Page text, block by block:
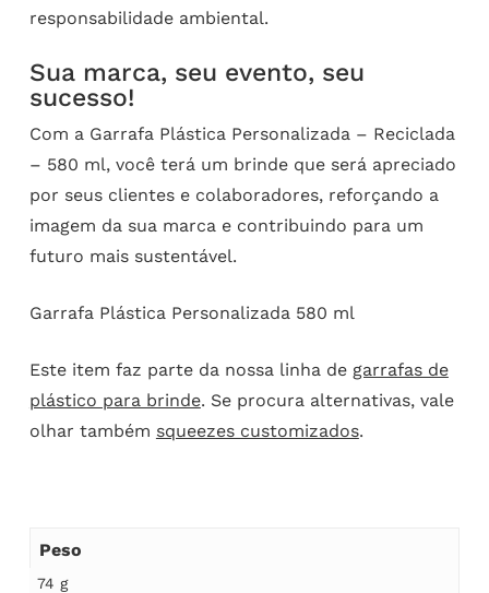
responsabilidade ambiental.
Sua marca, seu evento, seu
sucesso!
Com a Garrafa Plástica Personalizada – Reciclada
– 580 ml, você terá um brinde que será apreciado
por seus clientes e colaboradores, reforçando a
imagem da sua marca e contribuindo para um
futuro mais sustentável.
Garrafa Plástica Personalizada 580 ml
Este item faz parte da nossa linha de garrafas de
plástico para brinde. Se procura alternativas, vale
olhar também squeezes customizados.
Peso
74 g